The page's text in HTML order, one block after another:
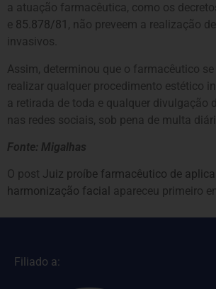
a atuação farmacêutica, como os
e 85.878/81 , não preveem a realização
invasivos.
Assim, determinou que o farmacêutico
realizar qualquer procedimento estético
a retirada de toda e qualquer divulgação
nas redes sociais, sob pena de multa
Fonte: Migalhas
O post Juiz proíbe farmacêutico de
harmonização facial apareceu primeiro
Filiado a: